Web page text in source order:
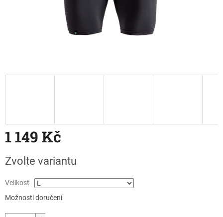
1 149 Kč
cena:
Zvolte variantu
Velikost
Možnosti doručení